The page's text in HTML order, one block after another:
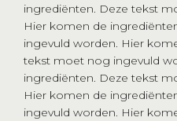
ingrediënten. Deze tekst
Hier komen de
ingevuld worden. Hier
tekst moet nog ingevuld
ingrediënten. Deze tekst
Hier komen de
ingevuld worden. Hier